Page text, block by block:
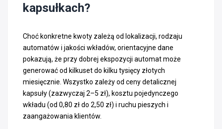
kapsułkach?
Choć konkretne kwoty zależą od lokalizacji, rodzaju
automatów i jakości wkładów, orientacyjne dane
pokazują, że przy dobrej ekspozycji automat może
generować od kilkuset do kilku tysięcy złotych
miesięcznie. Wszystko zależy od ceny detalicznej
kapsuły (zazwyczaj 2–5 zł), kosztu pojedynczego
wkładu (od 0,80 zł do 2,50 zł) i ruchu pieszych i
zaangażowania klientów.